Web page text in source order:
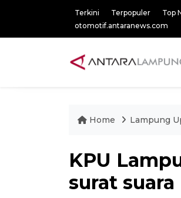
Terkini Terpopuler Top
otomotif.antaranews.com
Home Lampung
KPU
surat